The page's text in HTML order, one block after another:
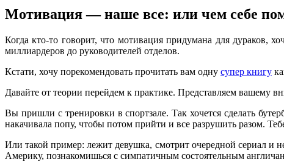
Мотивация — наше все: или чем себе
Когда кто-то говорит, что мотивация придумана для дураков,
миллиардеров до руководителей отделов.
Кстати, хочу порекомендовать прочитать вам одну супер книгу
Давайте от теории перейдем к практике. Представляем вашему
Вы пришли с тренировки в спортзале. Так хочется сделать
накачивала попу, чтобы потом прийти и все разрушить разом.
Или такой пример: лежит девушка, смотрит очередной сериал
Америку, познакомишься с симпатичным состоятельным